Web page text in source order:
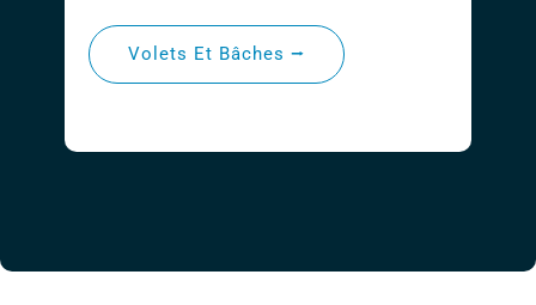
Volets Et Bâches ⭢